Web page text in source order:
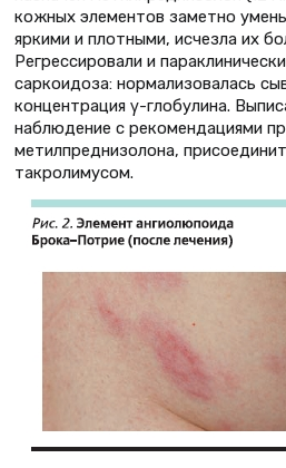
кожных элементов заметно
яркими и плотными, исчезла их
Регрессировали и
саркоидоза: нормализовалась
концентрация γ-глобулина.
наблюдение с рекомендациями
метилпреднизолона,
такролимусом.